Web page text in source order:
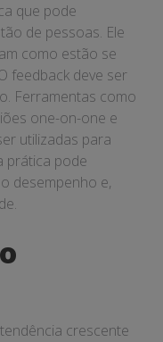
que pode
de pessoas. Ele
como estão se
feedback deve ser
Ferramentas como
one-on-one e
utilizadas para
prática pode
desempenho e,
crescente